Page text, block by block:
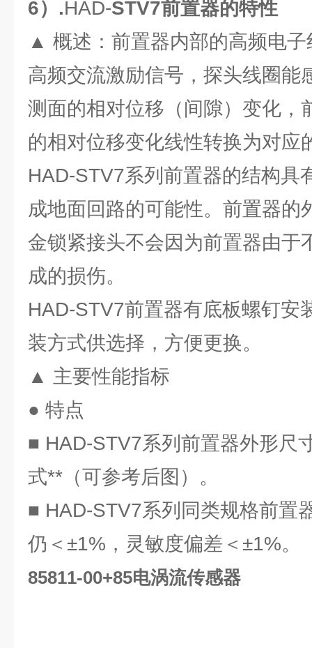
6）.HAD-STV7前置器的特性
▲ 概述：前置器内部的高频电
高频交流激励信号，探头线圈能
测面的相对位移（间隙）变化，
的相对位移变化线性转换为对应
HAD-STV7系列前置器的结构具
成地面回路的可能性。前置器的
金锁紧接头不会因为前置器由于
成的损伤。
HAD-STV7前置器有底板螺钉安
装方式供选择，方便更换。
▲ 主要性能指标
● 特点
■ HAD-STV7系列前置器外形尺
式**（可参考后图）。
■ HAD-STV7系列同类规格前置
仍＜±1%，灵敏度偏差＜±1%。
85811-00+85电涡流传感器